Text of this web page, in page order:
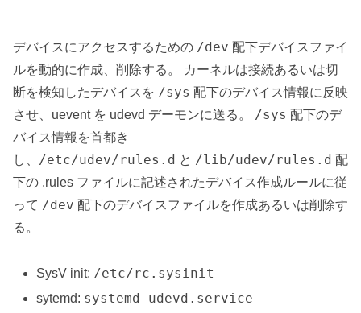
デバイスにアクセスするための /dev 配下デバイスファイ
ルを動的に作成、削除する。 カーネルは接続あるいは切
断を検知したデバイスを /sys 配下のデバイス情報に反映
させ、uevent を udevd デーモンに送る。 /sys 配下のデ
バイス情報を首都き
し、 /etc/udev/rules.d と /lib/udev/rules.d 配
下の .rules ファイルに記述されたデバイス作成ルールに従
って /dev 配下のデバイスファイルを作成あるいは削除す
る。
SysV init: /etc/rc.sysinit
sytemd: systemd-udevd.service